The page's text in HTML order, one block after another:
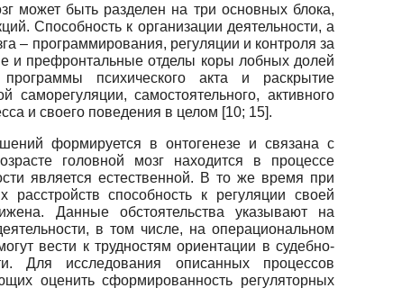
может быть разделен на три основных блока,
Способность к организации деятельности, а
– программирования, регуляции и контроля за
и префронтальные отделы коры лобных долей
психического акта и раскрытие
самостоятельного, активного
и своего поведения в целом [10; 15].
формируется в онтогенезе и связана с
головной мозг находится в процессе
является естественной. В то же время при
способность к регуляции своей
Данные обстоятельства указывают на
в том числе, на операциональном
вести к трудностям ориентации в судебно-
Для исследования описанных процессов
оценить сформированность регуляторных